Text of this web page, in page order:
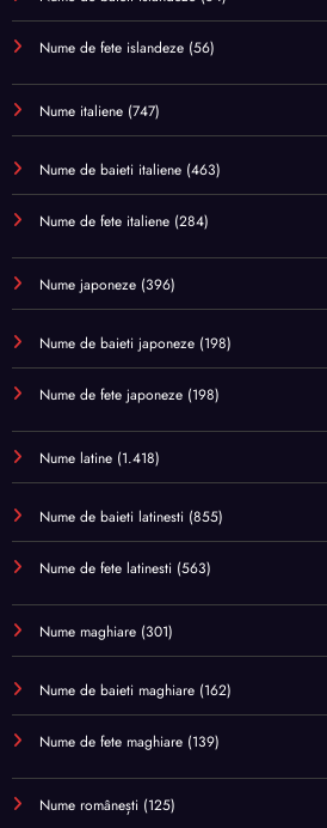
Nume de fete islandeze (56)
Nume italiene (747)
Nume de baieti italiene (463)
Nume de fete italiene (284)
Nume japoneze (396)
Nume de baieti japoneze (198)
Nume de fete japoneze (198)
Nume latine (1.418)
Nume de baieti latinesti (855)
Nume de fete latinesti (563)
Nume maghiare (301)
Nume de baieti maghiare (162)
Nume de fete maghiare (139)
Nume românești (125)